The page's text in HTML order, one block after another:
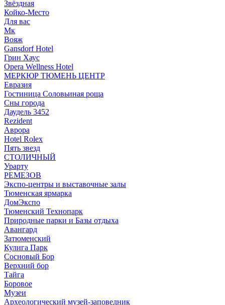
Звёздная
Койко-Место
Для вас
Мк
Вояж
Gansdorf Hotel
Грин Хаус
Opera Wellness Hotel
МЕРКЮР ТЮМЕНЬ ЦЕНТР
Евразия
Гостиница Соловьиная роща
Сны города
Даудель 3452
Rezident
Аврора
Hotel Rolex
Пять звезд
СТОЛИЧНЫЙ
Урарту
РЕМЕЗОВ
Экспо-центры и выставочные залы
Тюменская ярмарка
ДомЭкспо
Тюменский Технопарк
Природные парки и Базы отдыха
Авангард
Затюменский
Кулига Парк
Сосновый Бор
Верхний бор
Тайга
Боровое
Музеи
Археологический музей-заповедник